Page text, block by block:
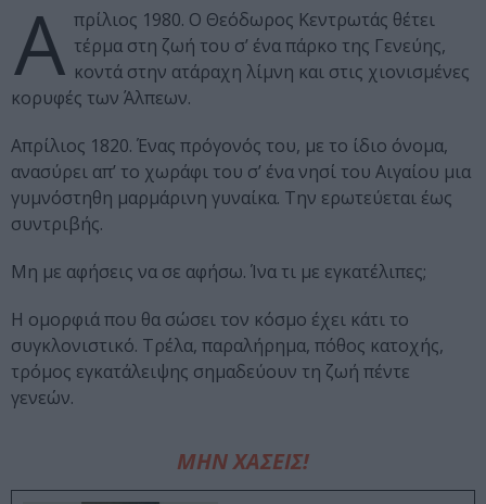
Α πρίλιος 1980. Ο Θεόδωρος Κεντρωτάς θέτει
τέρμα στη ζωή του σ’ ένα πάρκο της Γενεύης,
κοντά στην ατάραχη λίμνη και στις χιονισμένες
κορυφές των Άλπεων.
Απρίλιος 1820. Ένας πρόγονός του, με το ίδιο όνομα,
ανασύρει απ’ το χωράφι του σ’ ένα νησί του Αιγαίου μια
γυμνόστηθη μαρμάρινη γυναίκα. Την ερωτεύεται έως
συντριβής.
Μη με αφήσεις να σε αφήσω. Ίνα τι με εγκατέλιπες;
Η ομορφιά που θα σώσει τον κόσμο έχει κάτι το
συγκλονιστικό. Τρέλα, παραλήρημα, πόθος κατοχής,
τρόμος εγκατάλειψης σημαδεύουν τη ζωή πέντε
γενεών.
ΜΗΝ ΧΑΣΕΙΣ!